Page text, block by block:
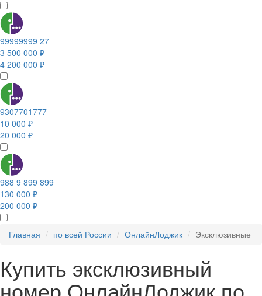
99999999 27
3 500 000 ₽
4 200 000 ₽
9307701777
10 000 ₽
20 000 ₽
988 9 899 899
130 000 ₽
200 000 ₽
Главная по всей России ОнлайнЛоджик Эксклюзивные
Купить эксклюзивный